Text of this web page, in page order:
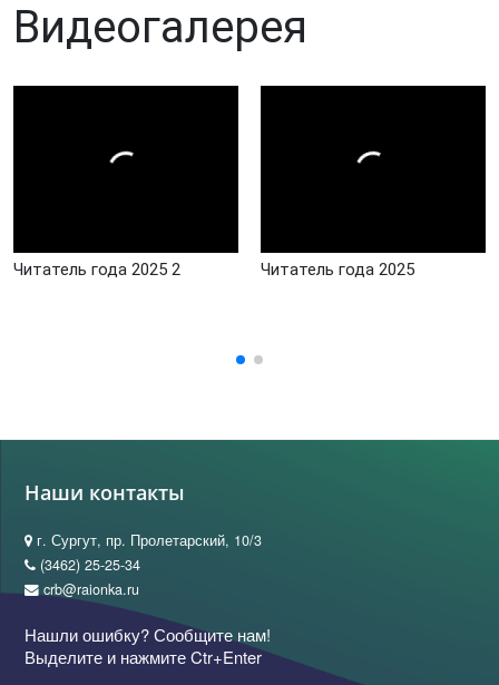
Видеогалерея
Читатель года 2025 2 Читатель года 2025
Наши контакты
г. Сургут, пр. Пролетарский, 10/3
(3462) 25-25-34
crb@raionka.ru
Нашли ошибку? Сообщите нам!
Выделите и нажмите Ctr+Enter